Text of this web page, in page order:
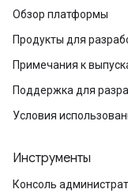
Обзор платформы
Продукты для
Примечания к
Поддержка для
Условия
Инструменты
Консоль